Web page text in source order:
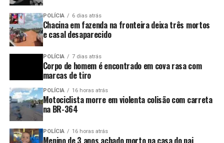
POLÍCIA 6 dias atrás
Chacina em fazenda na fronteira deixa três mortos
e casal desaparecido
POLÍCIA 7 dias atrás
Corpo de homem é encontrado em cova rasa com
marcas de tiro
POLÍCIA 16 horas atrás
Motociclista morre em violenta colisão com carreta
na BR-364
POLÍCIA 16 horas atrás
Menino de 3 anos achado morto na casa do pai